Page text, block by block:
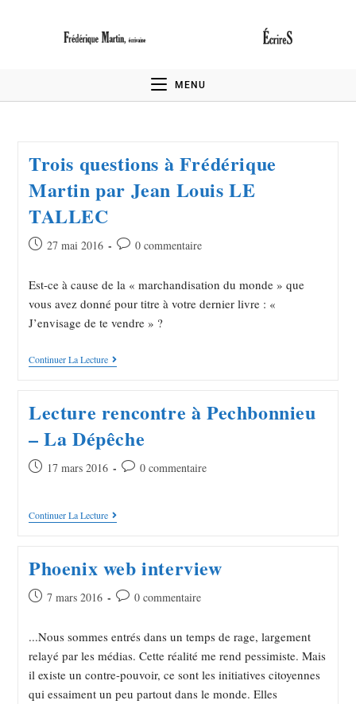
MENU
Trois questions à Frédérique
Martin par Jean Louis LE
TALLEC
27 mai 2016 0 commentaire
Est-ce à cause de la « marchandisation du monde » que
vous avez donné pour titre à votre dernier livre : «
J’envisage de te vendre » ?
Continuer La Lecture
Lecture rencontre à Pechbonnieu
– La Dépêche
17 mars 2016 0 commentaire
Continuer La Lecture
Phoenix web interview
7 mars 2016 0 commentaire
...Nous sommes entrés dans un temps de rage, largement
relayé par les médias. Cette réalité me rend pessimiste. Mais
il existe un contre-pouvoir, ce sont les initiatives citoyennes
qui essaiment un peu partout dans le monde. Elles